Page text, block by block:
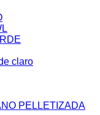
claro
PELLETIZADA